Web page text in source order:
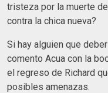
tristeza por la muerte
contra la chica nueva?
Si hay alguien que
comento Acua con la
el regreso de Richard
posibles amenazas.